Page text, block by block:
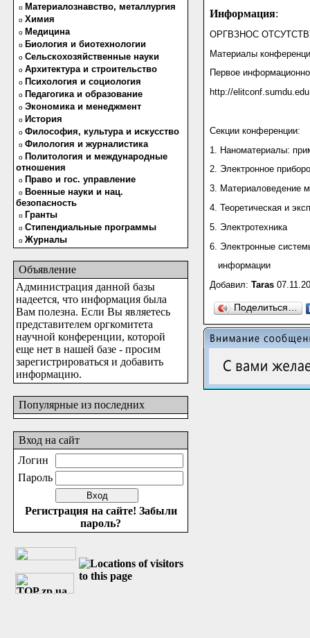
o Материалознавство, металлургия
o Химия
o Медицина
o Биология и биотехнологии
o Сельскохозяйственные науки
o Архитектура и строительство
o Психология и социология
o Педагогика и образование
o Экономика и менеджмент
o История
o Философия, культура и искусство
o Филология и журналистика
o Политология и международные
отношения
o Право и гос. управление
o Военные науки и нац.
безопасность
o Гранты
o Стипендиальные программы
o Журналы
Объявление
Администрация данной базы
надеется, что информация была
Вам полезна. Если Вы являетесь
представителем оргкомитета
научной конференции, которой
еще нет в нашей базе - просим
зарегистрироваться и добавить
информацию.
Популярные из последних
Вход на сайт
Логин
Пароль
Регистрация на сайте! Забыли
пароль?
Информация:
ОРГВЗНОС
Материалы
Первое
http://
Секции конференции:
1. Наноматериалы:
2. Электронное
3. Материаловедение
4. Теоретическая и
5. Электротехника
6. Электронные
информации
Добавил: Taras
Поделиться…